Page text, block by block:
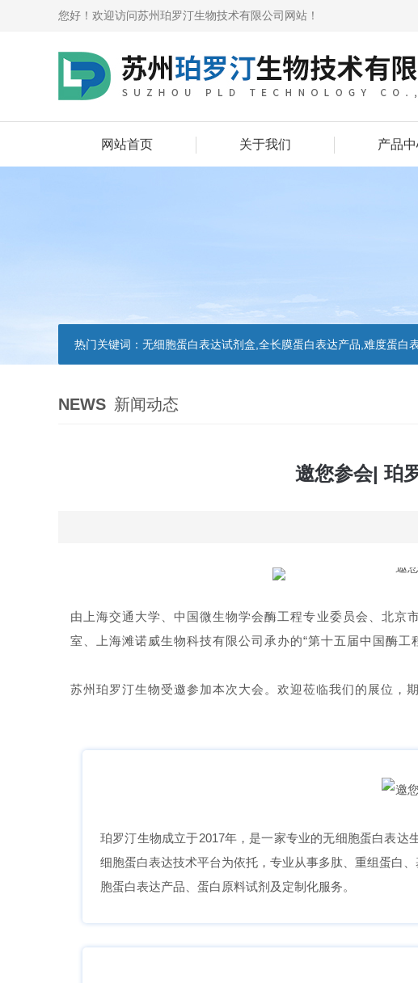
您好！欢迎访问苏州珀罗汀生物技术有限公司网站！
网站首页 关于我们 产品
热门关键词： 无细胞蛋白表达试剂盒,全长膜蛋白表达产品,难度蛋白
NEWS 新闻动态
邀您参会| 珀
由上海交通大学、中国微生物学会酶工程专业委员会、北京
室、上海滩诺威生物科技有限公司承办的“第十五届中国酶
苏州珀罗汀生物受邀参加本次大会。欢迎莅临我们的展位，
珀罗汀生物成立于2017年，是一家专业的无细胞蛋白表
细胞蛋白表达技术平台为依托，专业从事多肽、重组蛋白
胞蛋白表达产品、蛋白原料试剂及定制化服务。